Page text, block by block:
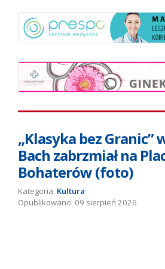
„Klasyka bez Granic”
Bach zabrzmiał na
Bohaterów (foto)
Kategoria: Kultura
09 sierpień 2026